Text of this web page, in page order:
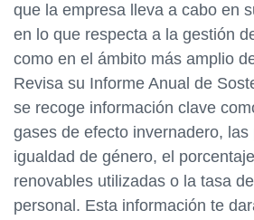
que la empresa lleva a cabo en
en lo que respecta a la gestión
como en el ámbito más amplio
Revisa su Informe Anual de
se recoge información clave
gases de efecto invernadero,
igualdad de género, el
renovables utilizadas o la tasa
personal. Esta información te